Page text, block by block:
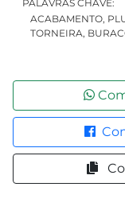
PALAVRAS CHAVE:
ACABAMENTO,
TORNEIRA,